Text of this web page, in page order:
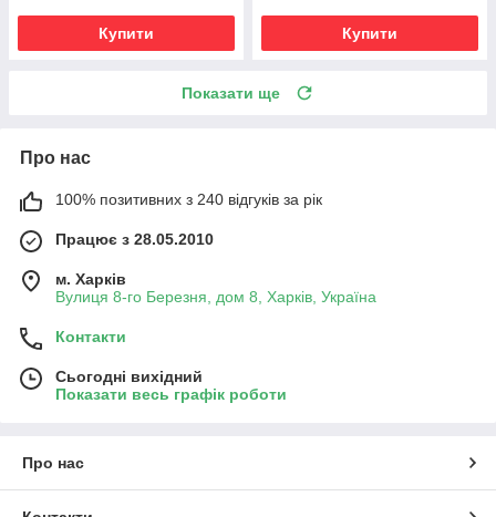
Купити Купити
Показати ще
Про нас
100% позитивних з 240 відгуків за рік
Працює з 28.05.2010
м. Харків
Вулиця 8-го Березня, дом 8, Харків, Україна
Контакти
Сьогодні вихідний
Показати весь графік роботи
Про нас